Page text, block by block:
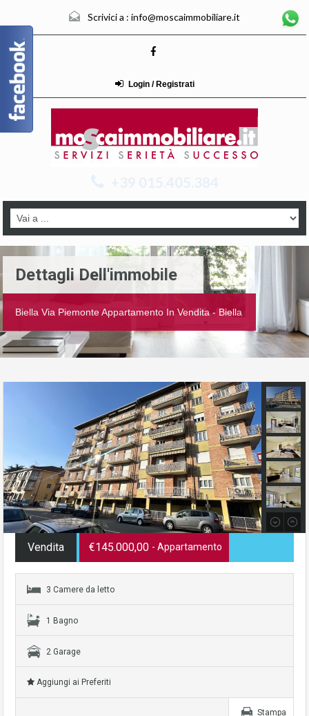
Scrivici a : info@moscaimmobiliare.it
Login / Registrati
Dettagli Dell'immobile
Biella Via Piemonte Appartamento In Vendita - Biella
Vendita €145.000,00 - Appartamento
3 Camere da letto
1 Bagno
2 Garage
Aggiungi ai Preferiti
Stampa